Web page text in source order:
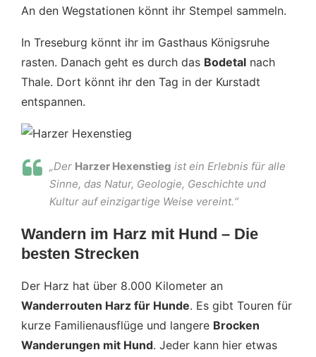
An den Wegstationen könnt ihr Stempel sammeln.
In Treseburg könnt ihr im Gasthaus Königsruhe
rasten. Danach geht es durch das Bodetal nach
Thale. Dort könnt ihr den Tag in der Kurstadt
entspannen.
„Der Harzer Hexenstieg ist ein Erlebnis für alle
Sinne, das Natur, Geologie, Geschichte und
Kultur auf einzigartige Weise vereint.“
Wandern im Harz mit Hund – Die
besten Strecken
Der Harz hat über 8.000 Kilometer an
Wanderrouten Harz für Hunde. Es gibt Touren für
kurze Familienausflüge und langere Brocken
Wanderungen mit Hund. Jeder kann hier etwas